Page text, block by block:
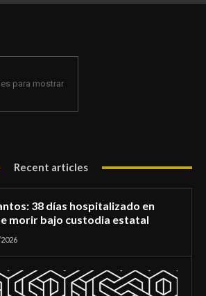
para mostrar
Recent articles
38 días hospitalizado en
morir bajo custodia estatal